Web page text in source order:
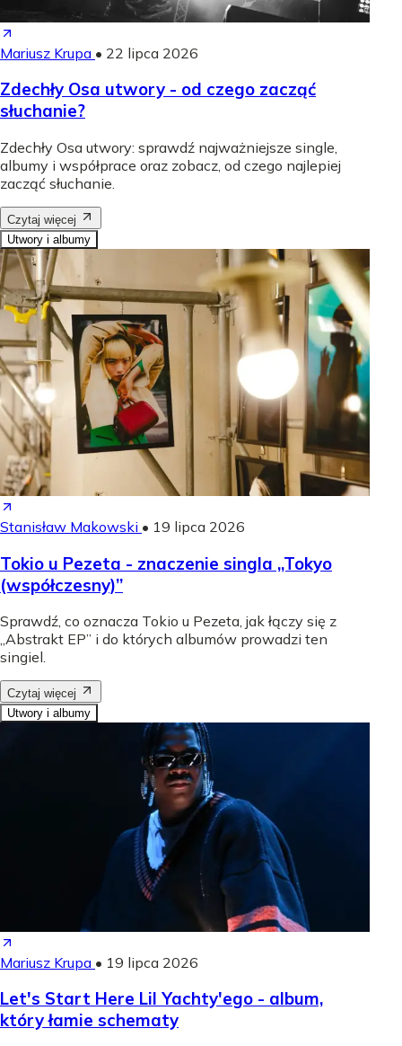
Mariusz Krupa • 22 lipca 2026
Zdechły Osa utwory - od czego zacząć
słuchanie?
Zdechły Osa utwory: sprawdź najważniejsze single,
albumy i współprace oraz zobacz, od czego najlepiej
zacząć słuchanie.
Czytaj więcej
Utwory i albumy
Stanisław Makowski • 19 lipca 2026
Tokio u Pezeta - znaczenie singla „Tokyo
(współczesny)”
Sprawdź, co oznacza Tokio u Pezeta, jak łączy się z
„Abstrakt EP” i do których albumów prowadzi ten
singiel.
Czytaj więcej
Utwory i albumy
Mariusz Krupa • 19 lipca 2026
Let's Start Here Lil Yachty'ego - album,
który łamie schematy